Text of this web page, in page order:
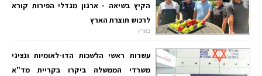
הקיץ בשיאה - ארגון מגדלי הפירות קורא
לרכוש תוצרת הארץ
בארץ
עשרות ראשי הלשכות הדו-לאומיות ונציגי
משרדי הממשלה ביקרו בקריית מד"א